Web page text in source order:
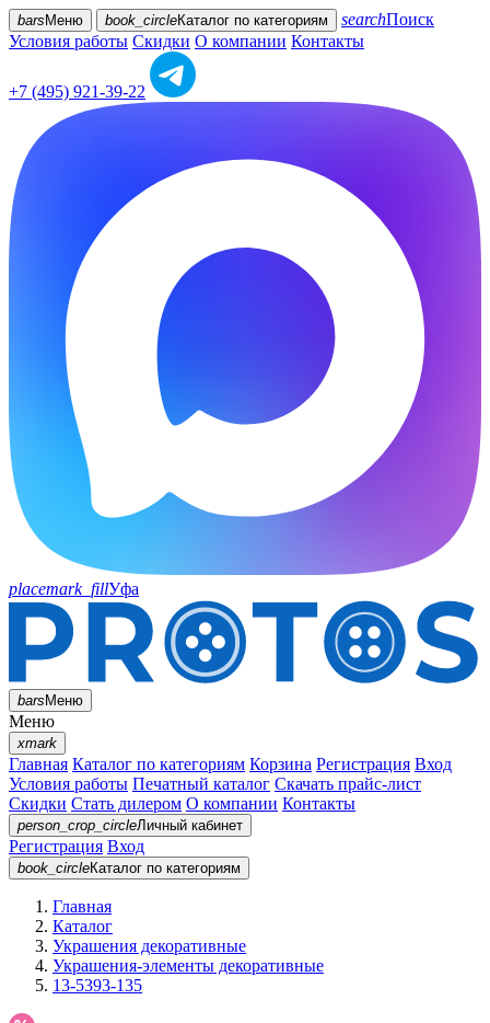
bars Меню book_circleКаталог по категориям searchПоиск
Условия работы Скидки О компании Контакты
+7 (495) 921-39-22
placemark_fillУфа
barsМеню
Меню
xmark
Главная Каталог по категориям Корзина Регистрация Вход
Условия работы Печатный каталог Скачать прайс-лист
Скидки Стать дилером О компании Контакты
person_crop_circleЛичный кабинет
Регистрация Вход
book_circleКаталог по категориям
Главная
Каталог
Украшения декоративные
Украшения-элементы декоративные
13-5393-135